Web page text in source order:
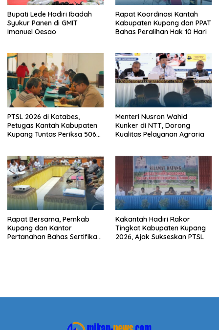
Bupati Lede Hadiri Ibadah
Syukur Panen di GMIT
Imanuel Oesao
Rapat Koordinasi Kantah
Kabupaten Kupang dan PPAT
Bahas Peralihan Hak 10 Hari
PTSL 2026 di Kotabes,
Petugas Kantah Kabupaten
Kupang Tuntas Periksa 506
Menteri Nusron Wahid
Kunker di NTT, Dorong
Kualitas Pelayanan Agraria
Rapat Bersama, Pemkab
Kupang dan Kantor
Pertanahan Bahas Sertifikasi
Kakantah Hadiri Rakor
Tingkat Kabupaten Kupang
2026, Ajak Sukseskan PTSL